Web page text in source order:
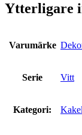
Ytterligare
Varumärke
Serie Vitt
Kategori: Kakel